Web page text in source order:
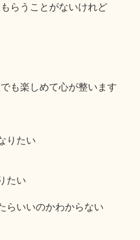
らうことがないけれど
も楽しめて心が整います
りたい
たい
らいいのかわからない